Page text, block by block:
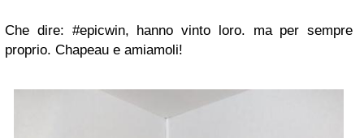
Che dire: #epicwin, hanno vinto loro. ma per sempre
proprio. Chapeau e amiamoli!